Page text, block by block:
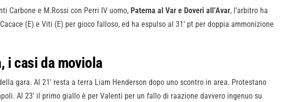
Carbone e M.Rossi con Perri IV uomo, Paterna al Var e Doveri all’Avar, l’arbitro ha
(E) e Viti (E) per gioco falloso, ed ha espulso al 31’ pt per doppia ammonizione
i casi da moviola
gara. Al 21′ resta a terra Liam Henderson dopo uno scontro in area. Protestano
Al 23′ il primo giallo è per Valenti per un fallo di raazione davvero ingenuo su